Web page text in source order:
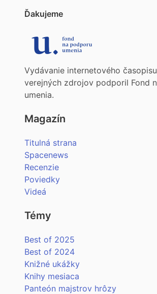
Ďakujeme
Vydávanie internetového
verejných zdrojov podporil Fond
umenia.
Magazín
Titulná strana
Spacenews
Recenzie
Poviedky
Videá
Témy
Best of 2025
Best of 2024
Knižné ukážky
Knihy mesiaca
Panteón majstrov hrôzy